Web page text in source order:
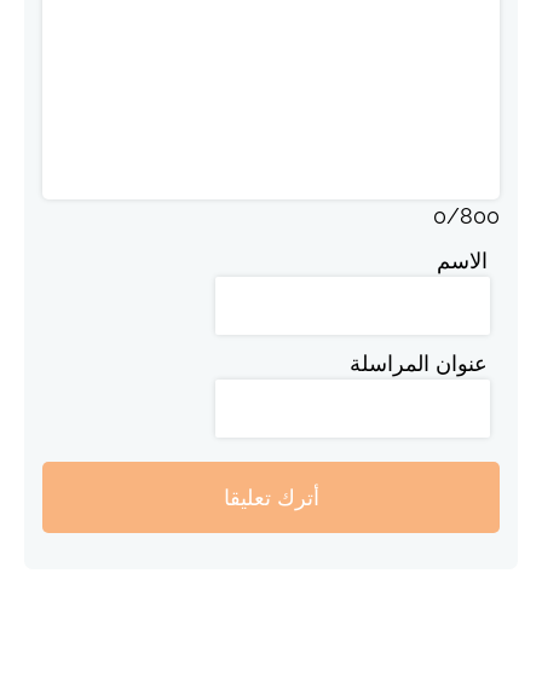
0/800
الاسم
عنوان المراسلة
أترك تعليقا